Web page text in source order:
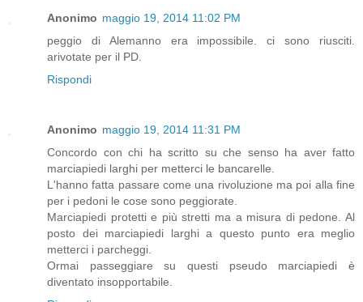
Anonimo maggio 19, 2014 11:02 PM
peggio di Alemanno era impossibile. ci sono riusciti.
arivotate per il PD.
Rispondi
Anonimo maggio 19, 2014 11:31 PM
Concordo con chi ha scritto su che senso ha aver fatto
marciapiedi larghi per metterci le bancarelle.
L'hanno fatta passare come una rivoluzione ma poi alla fine
per i pedoni le cose sono peggiorate.
Marciapiedi protetti e più stretti ma a misura di pedone. Al
posto dei marciapiedi larghi a questo punto era meglio
metterci i parcheggi.
Ormai passeggiare su questi pseudo marciapiedi è
diventato insopportabile.